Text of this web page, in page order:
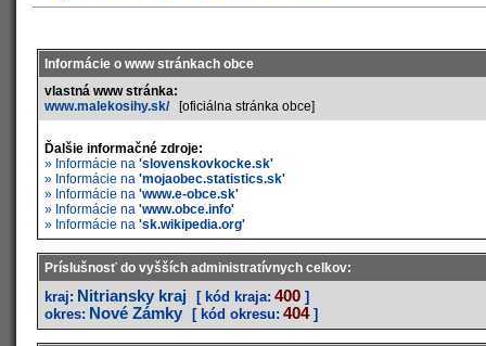
Informácie o www stránkach obce
vlastná www stránka:
www.malekosihy.sk/[oficiálna stránka obce]
Ďalšie informačné zdroje:
» Informácie na 'slovenskovkocke.sk'
» Informácie na 'mojaobec.statistics.sk'
» Informácie na 'www.e-obce.sk'
» Informácie na 'www.obce.info'
» Informácie na 'sk.wikipedia.org'
Príslušnosť do vyšších administratívnych celkov:
kraj: Nitriansky kraj [ kód kraja: 400 ]
okres: Nové Zámky [ kód okresu: 404]